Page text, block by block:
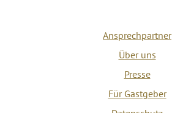
Ansprechpartner
Über uns
Presse
Für Gastgeber